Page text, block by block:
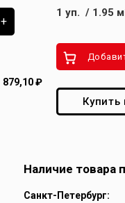
+
879,10₽
1 уп. / 1.95
Купить
Наличие товара
Санкт-Петербург: